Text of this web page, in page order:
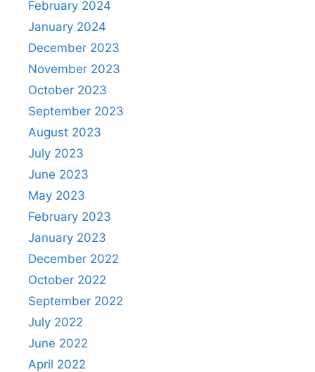
February 2024
January 2024
December 2023
November 2023
October 2023
September 2023
August 2023
July 2023
June 2023
May 2023
February 2023
January 2023
December 2022
October 2022
September 2022
July 2022
June 2022
April 2022